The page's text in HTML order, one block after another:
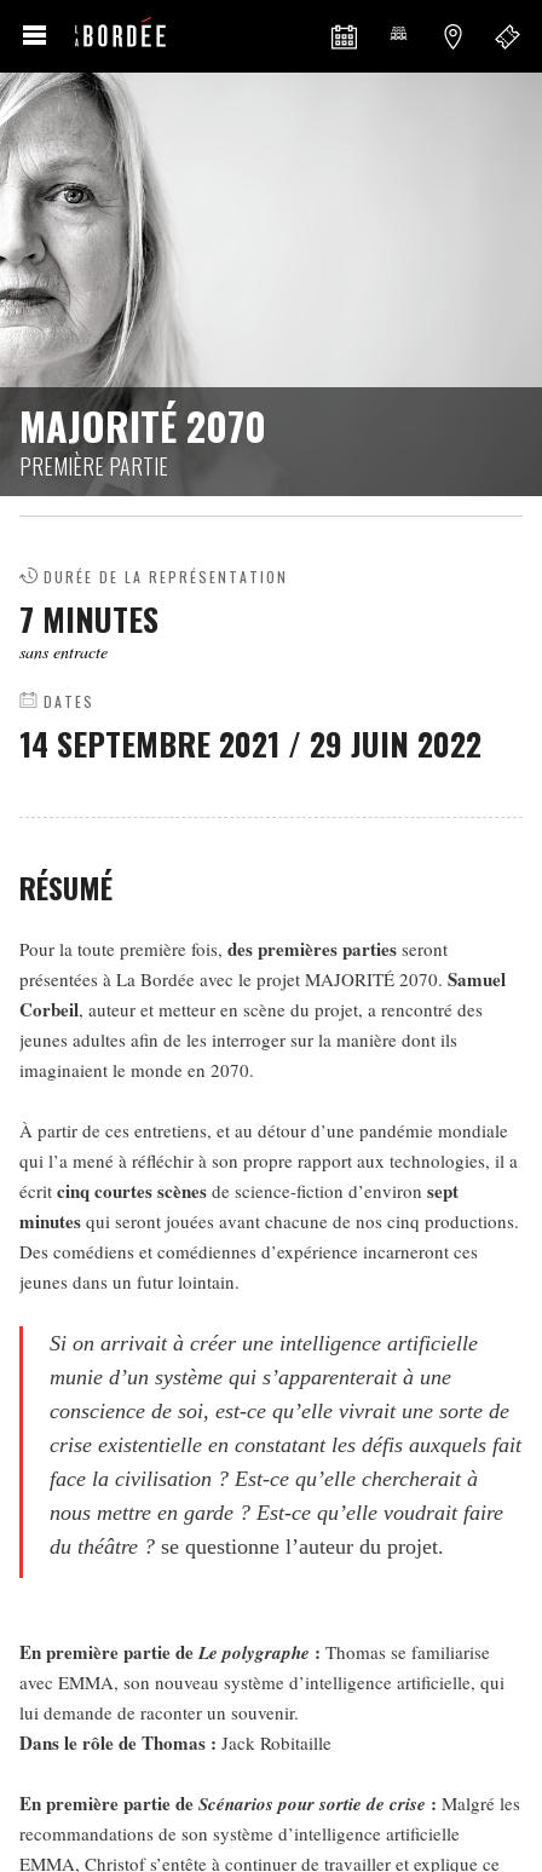
MAJORITÉ 2070
PREMIÈRE PARTIE
DURÉE DE LA REPRÉSENTATION
7 MINUTES
sans entracte
DATES
14 SEPTEMBRE 2021 / 29 JUIN 2022
RÉSUMÉ
Pour la toute première fois, des premières parties seront
présentées à La Bordée avec le projet MAJORITÉ 2070. Samuel
Corbeil, auteur et metteur en scène du projet, a rencontré des
jeunes adultes afin de les interroger sur la manière dont ils
imaginaient le monde en 2070.
À partir de ces entretiens, et au détour d’une pandémie mondiale
qui l’a mené à réfléchir à son propre rapport aux technologies, il a
écrit cinq courtes scènes de science-fiction d’environ sept
minutes qui seront jouées avant chacune de nos cinq productions.
Des comédiens et comédiennes d’expérience incarneront ces
jeunes dans un futur lointain.
Si on arrivait à créer une intelligence artificielle
munie d’un système qui s’apparenterait à une
conscience de soi, est-ce qu’elle vivrait une sorte de
crise existentielle en constatant les défis auxquels fait
face la civilisation ? Est-ce qu’elle chercherait à
nous mettre en garde ? Est-ce qu’elle voudrait faire
du théâtre ? se questionne l’auteur du projet.
En première partie deLe polygraphe : Thomas se familiarise
avec EMMA, son nouveau système d’intelligence artificielle, qui
lui demande de raconter un souvenir.
Dans le rôle de Thomas : Jack Robitaille
En première partie deScénarios pour sortie de crise : Malgré les
recommandations de son système d’intelligence artificielle
EMMA, Christof s’entête à continuer de travailler et explique ce